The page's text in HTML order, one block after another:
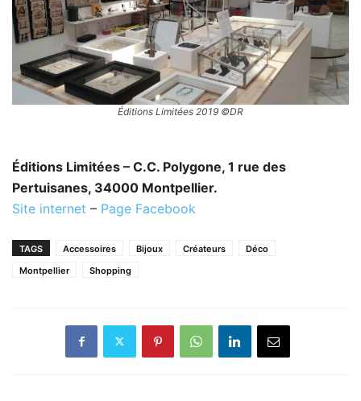
Éditions Limitées 2019 ©DR
Éditions Limitées – C.C. Polygone, 1 rue des
Pertuisanes, 34000 Montpellier.
Site internet – Page Facebook
TAGS Accessoires Bijoux Créateurs
Déco
Montpellier
Shopping